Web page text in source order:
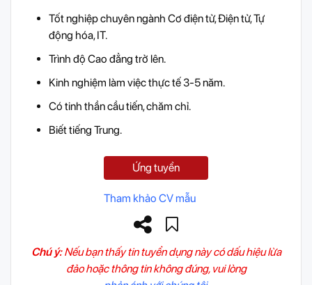
Tốt nghiệp chuyên ngành Cơ điện tử, Điện tử, Tự
động hóa, IT.
Trình độ Cao đẳng trở lên.
Kinh nghiệm làm việc thực tế 3-5 năm.
Có tinh thần cầu tiến, chăm chỉ.
Biết tiếng Trung.
Ứng tuyển
Tham khảo CV mẫu
Chú ý:Nếu bạn thấy tin tuyển dụng này có dấu hiệu lừa
đảo hoặc thông tin không đúng, vui lòng